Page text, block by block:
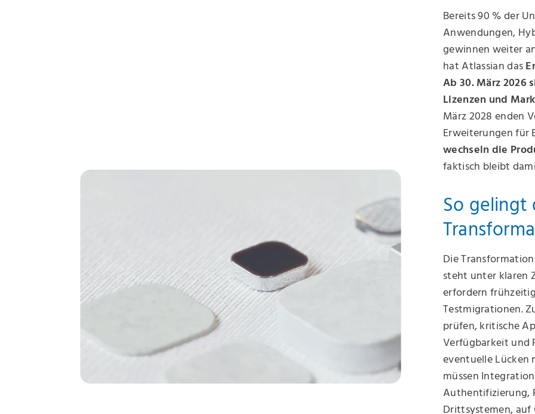
Bereits 90 % der
Anwendungen,
gewinnen weiter
hat Atlassian das
Ab 30. März 2026
Lizenzen und
März 2028 enden
Erweiterungen für
wechseln die
faktisch bleibt
So gelingt
Die
steht unter klaren
erfordern
Testmigrationen.
prüfen, kritische
Verfügbarkeit und
eventuelle Lücken
müssen
Authentifizierung,
Drittsystemen, auf